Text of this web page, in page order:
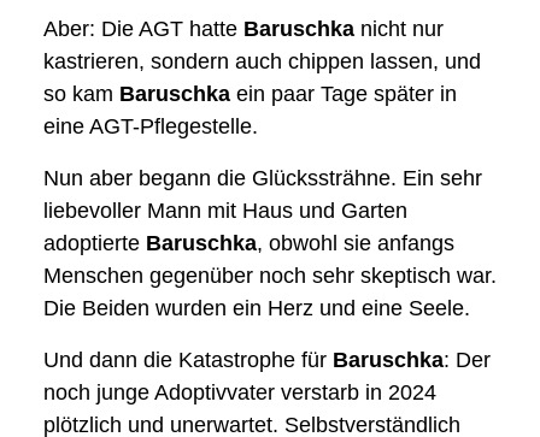
Aber: Die AGT hatte Baruschka nicht nur
kastrieren, sondern auch chippen lassen, und
so kam Baruschka ein paar Tage später in
eine AGT-Pflegestelle.
Nun aber begann die Glückssträhne. Ein sehr
liebevoller Mann mit Haus und Garten
adoptierte Baruschka, obwohl sie anfangs
Menschen gegenüber noch sehr skeptisch war.
Die Beiden wurden ein Herz und eine Seele.
Und dann die Katastrophe für Baruschka: Der
noch junge Adoptivvater verstarb in 2024
plötzlich und unerwartet. Selbstverständlich